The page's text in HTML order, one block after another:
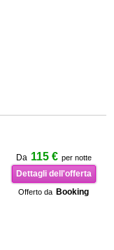
Da 115 € per notte
Dettagli dell'offerta
Offerto da Booking